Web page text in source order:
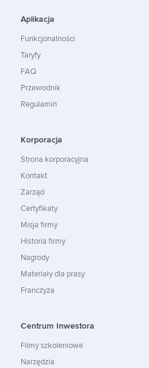
Aplikacja
Funkcjonalności
Taryfy
FAQ
Przewodnik
Regulamin
Korporacja
Strona korporacyjna
Kontakt
Zarząd
Certyfikaty
Misja firmy
Historia firmy
Nagrody
Materiały dla prasy
Franczyza
Centrum Inwestora
Filmy szkoleniowe
Narzędzia